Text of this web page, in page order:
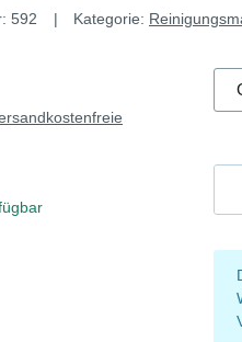
592 Kategorie:
x